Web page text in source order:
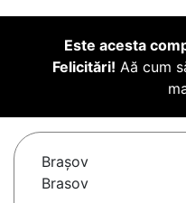
Este acesta
Felicitări! Aă cum
Braşov
Brasov